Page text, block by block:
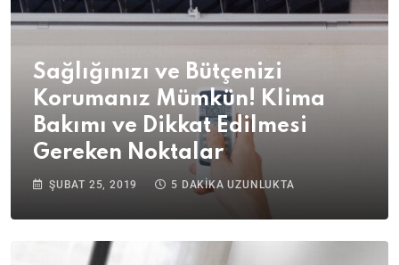
Sağlığınızı ve Bütçenizi
Korumanız Mümkün! Klima
Bakımı ve Dikkat Edilmesi
Gereken Noktalar
ŞUBAT 25, 2019 5 DAKIKA UZUNLUKTA